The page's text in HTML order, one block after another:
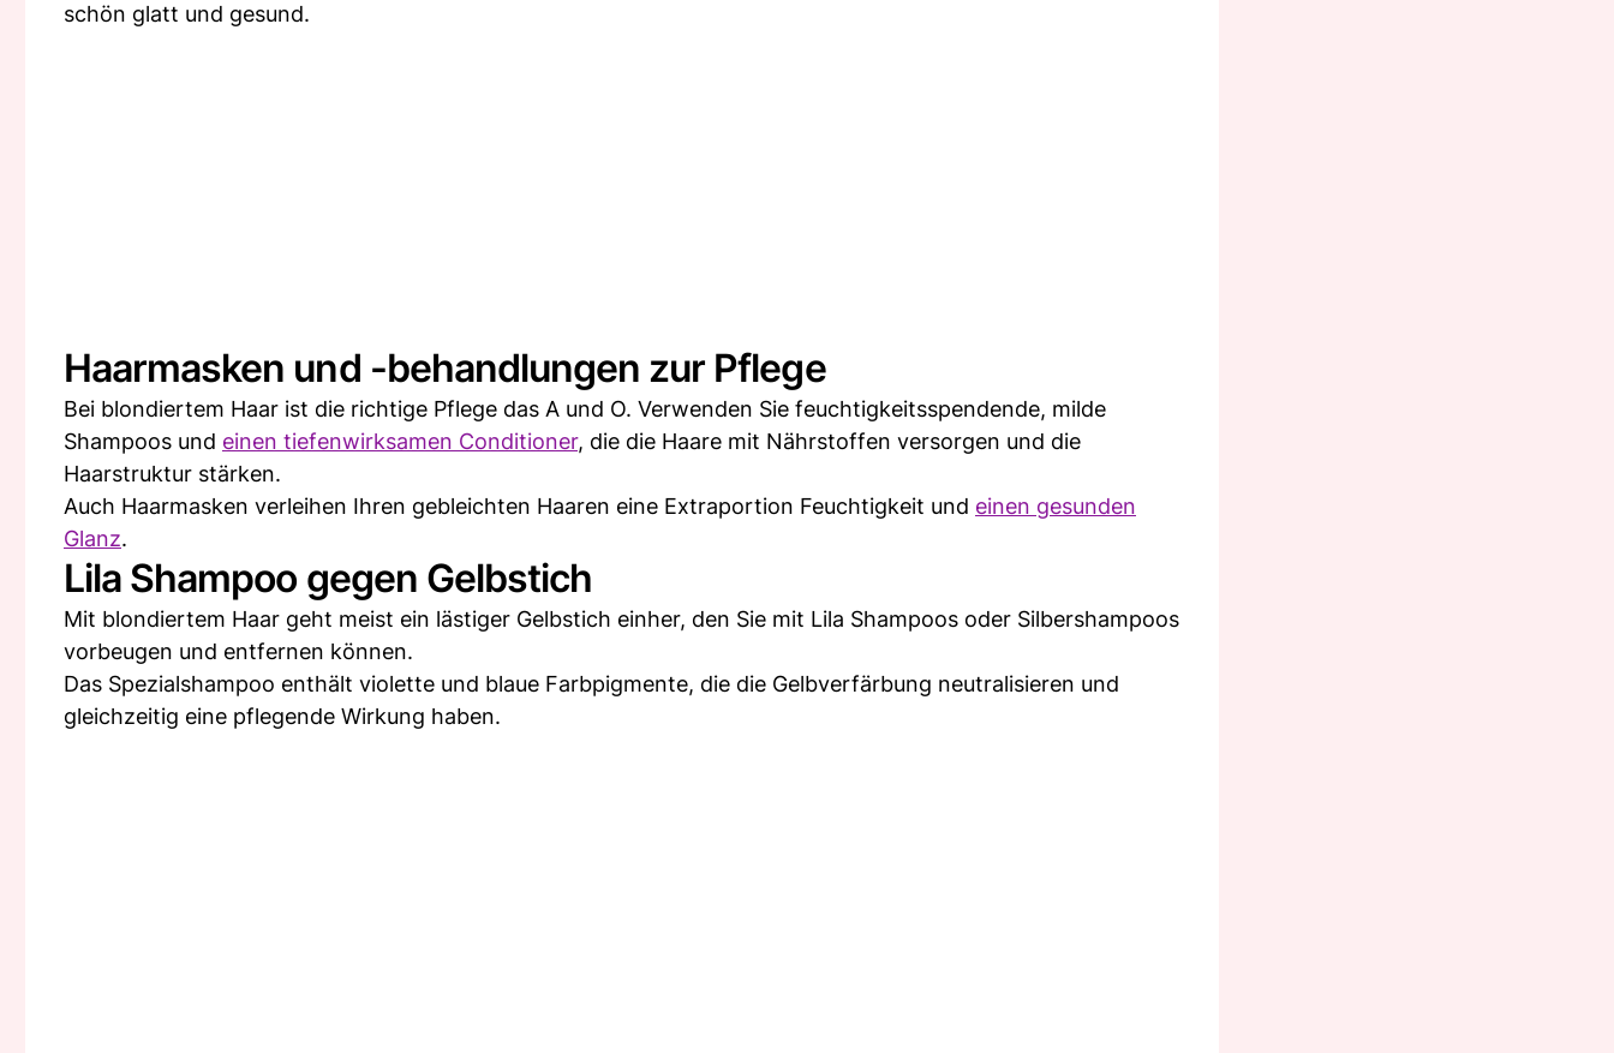
schön glatt und gesund.
Haarmasken und -behandlungen zur Pflege
Bei blondiertem Haar ist die richtige Pflege das A und O. Verwenden Sie feuchtigkeitsspendende, milde
Shampoos und einen tiefenwirksamen Conditioner, die die Haare mit Nährstoffen versorgen und die
Haarstruktur stärken.
Auch Haarmasken verleihen Ihren gebleichten Haaren eine Extraportion Feuchtigkeit und einen gesunden
Glanz.
Lila Shampoo gegen Gelbstich
Mit blondiertem Haar geht meist ein lästiger Gelbstich einher, den Sie mit Lila Shampoos oder Silbershampoos
vorbeugen und entfernen können.
Das Spezialshampoo enthält violette und blaue Farbpigmente, die die Gelbverfärbung neutralisieren und
gleichzeitig eine pflegende Wirkung haben.